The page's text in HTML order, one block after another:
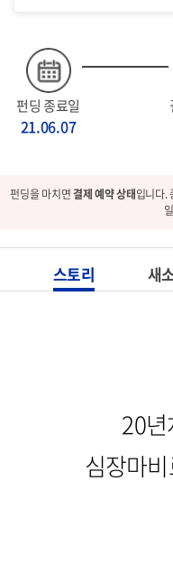
펀딩 종료일
21.06.07
펀딩을 마치면결제 예약 상태입니다.
스토리 새
20
심장마